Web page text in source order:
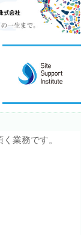
業務です。